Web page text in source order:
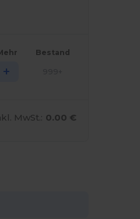
Bestand
+
MwSt.: 0.00 €